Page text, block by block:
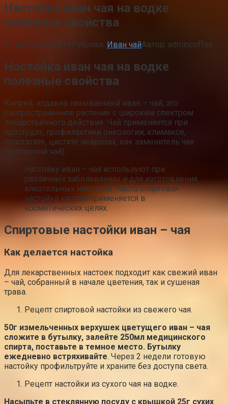
Настойка иван чая на водке
полезные свойства
11 сентября, 2019Рубрика: Иван чайАвтор: admincoffee
Настойка иван чая на водке
полезные свойства
Кипрей, издавна называемый иван – чай, это
распространенное растение с широким спектром
лекарственного действия. Чай применяется при
простудах, профилактики онкологии, климаксе,
простатите, цистите неврозах, как заменитель чая
(копорский чай).
Настойку иван – чая используют при
различных заболеваниях и для изготовления
алкогольных напитков. Часто спиртовая
настойка кипрея применяется в
косметических целях.
Спиртовые настойки иван – чая
Как делается настойка
Для лекарственных настоек подходит как свежий иван
– чай, собранный в начале цветения, так и сушеная
трава.
Рецепт спиртовой настойки из свежего чая.
50г измельченных верхушек цветущего иван – чая
сложите в бутылку, залейте 250мл медицинского
спирта, поставьте в темное место. Бутылку
ежедневно встряхивайте. Через 2 недели готовую
настойку профильтруйте и храните без доступа света.
Рецепт настойки из сухого чая на водке.
Насыпьте в стеклянную посуду с крышкой 25г сухих